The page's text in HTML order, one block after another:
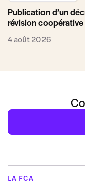
Publication d’un
révision coopérative
4 août 2026
LA FCA